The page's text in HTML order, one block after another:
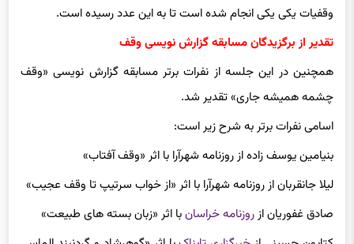
تقدیر از برگزیدگان مسابقه گزارش نویسی وقف
همچنین در این جلسه از نفرات برتر مسابقه گزارش نویسی «وقف
چشمه همیشه جاری» تقدیر شد.
اسامی نفرات برتر به شرح زیر است:
بنیامین یوسف زاده از روزنامه شهرآرا با اثر «وقف آفتاب»
لیلا جانقربان از روزنامه شهرآرا با اثر «از خواب سرتیپ تا وقف عجیب»
صادق غفوریان ازروزنامه خراسانبا اثر «زبان بسته های طبیعت»
کتایون حسینی ازخبرگزاری تابناکبا اثر «گوهرشاد و گردنبند الماسی